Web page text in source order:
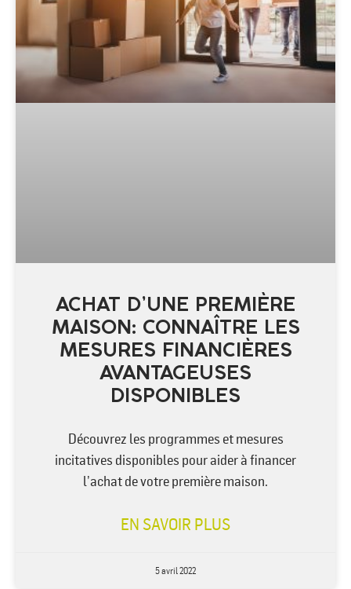
ACHAT D’UNE PREMIÈRE
MAISON: CONNAÎTRE LES
MESURES FINANCIÈRES
AVANTAGEUSES
DISPONIBLES
Découvrez les programmes et mesures
incitatives disponibles pour aider à financer
l’achat de votre première maison.
EN SAVOIR PLUS
5 avril 2022